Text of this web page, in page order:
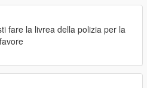
fare la livrea della polizia per la